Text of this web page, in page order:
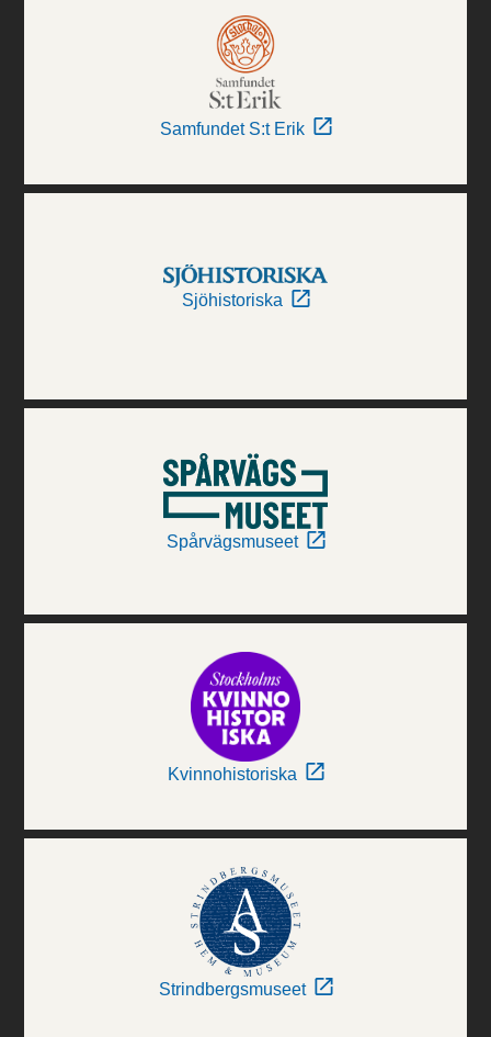
Samfundet S:t Erik
Sjöhistoriska
Spårvägsmuseet
Kvinnohistoriska
Strindbergsmuseet